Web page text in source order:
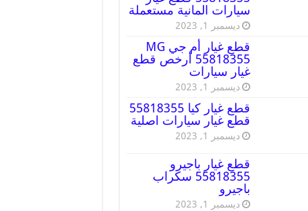
سيارات المانية مستعملة
ديسمبر 1, 2023
قطع غيار أم جي MG
55818355 أرخص قطع
غيار سيارات
ديسمبر 1, 2023
قطع غيار كيا 55818355
قطع غيار سيارات اصلية
ديسمبر 1, 2023
قطع غيار باجيرو
55818355 سكراب
باجيرو
ديسمبر 1, 2023